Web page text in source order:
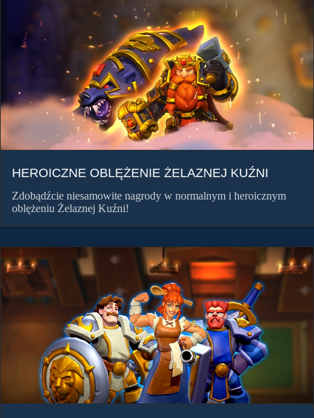
HEROICZNE OBLĘŻENIE ŻELAZNEJ KUŹNI
Zdobądźcie niesamowite nagrody w normalnym i heroicznym
oblężeniu Żelaznej Kuźni!